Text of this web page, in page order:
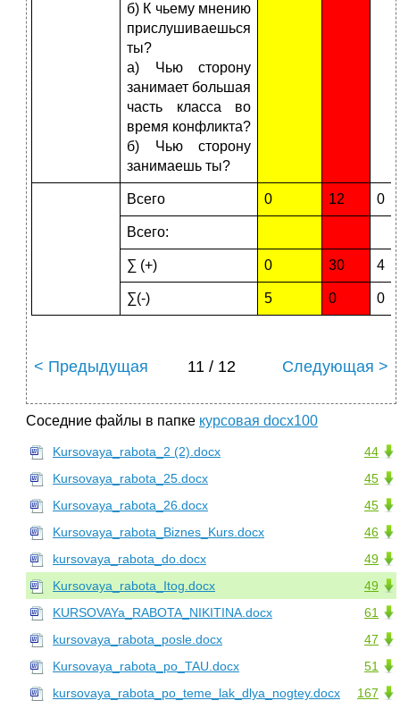
б) К чьему мнению
прислушиваешься
ты?
а) Чью сторону
занимает большая
часть класса во
время конфликта?
б) Чью сторону
занимаешь ты?
Всего 0 12 0
Всего:
∑ (+) 0 30 4
∑(-) 5 0 0
< Предыдущая 11 / 12 Следующая >
Соседние файлы в папке курсовая docx100
44
Kursovaya_rabota_2 (2).docx
45
Kursovaya_rabota_25.docx
45
Kursovaya_rabota_26.docx
46
Kursovaya_rabota_Biznes_Kurs.docx
49
kursovaya_rabota_do.docx
49
Kursovaya_rabota_Itog.docx
61
KURSOVAYa_RABOTA_NIKITINA.docx
47
kursovaya_rabota_posle.docx
51
Kursovaya_rabota_po_TAU.docx
167
kursovaya_rabota_po_teme_lak_dlya_nogtey.docx